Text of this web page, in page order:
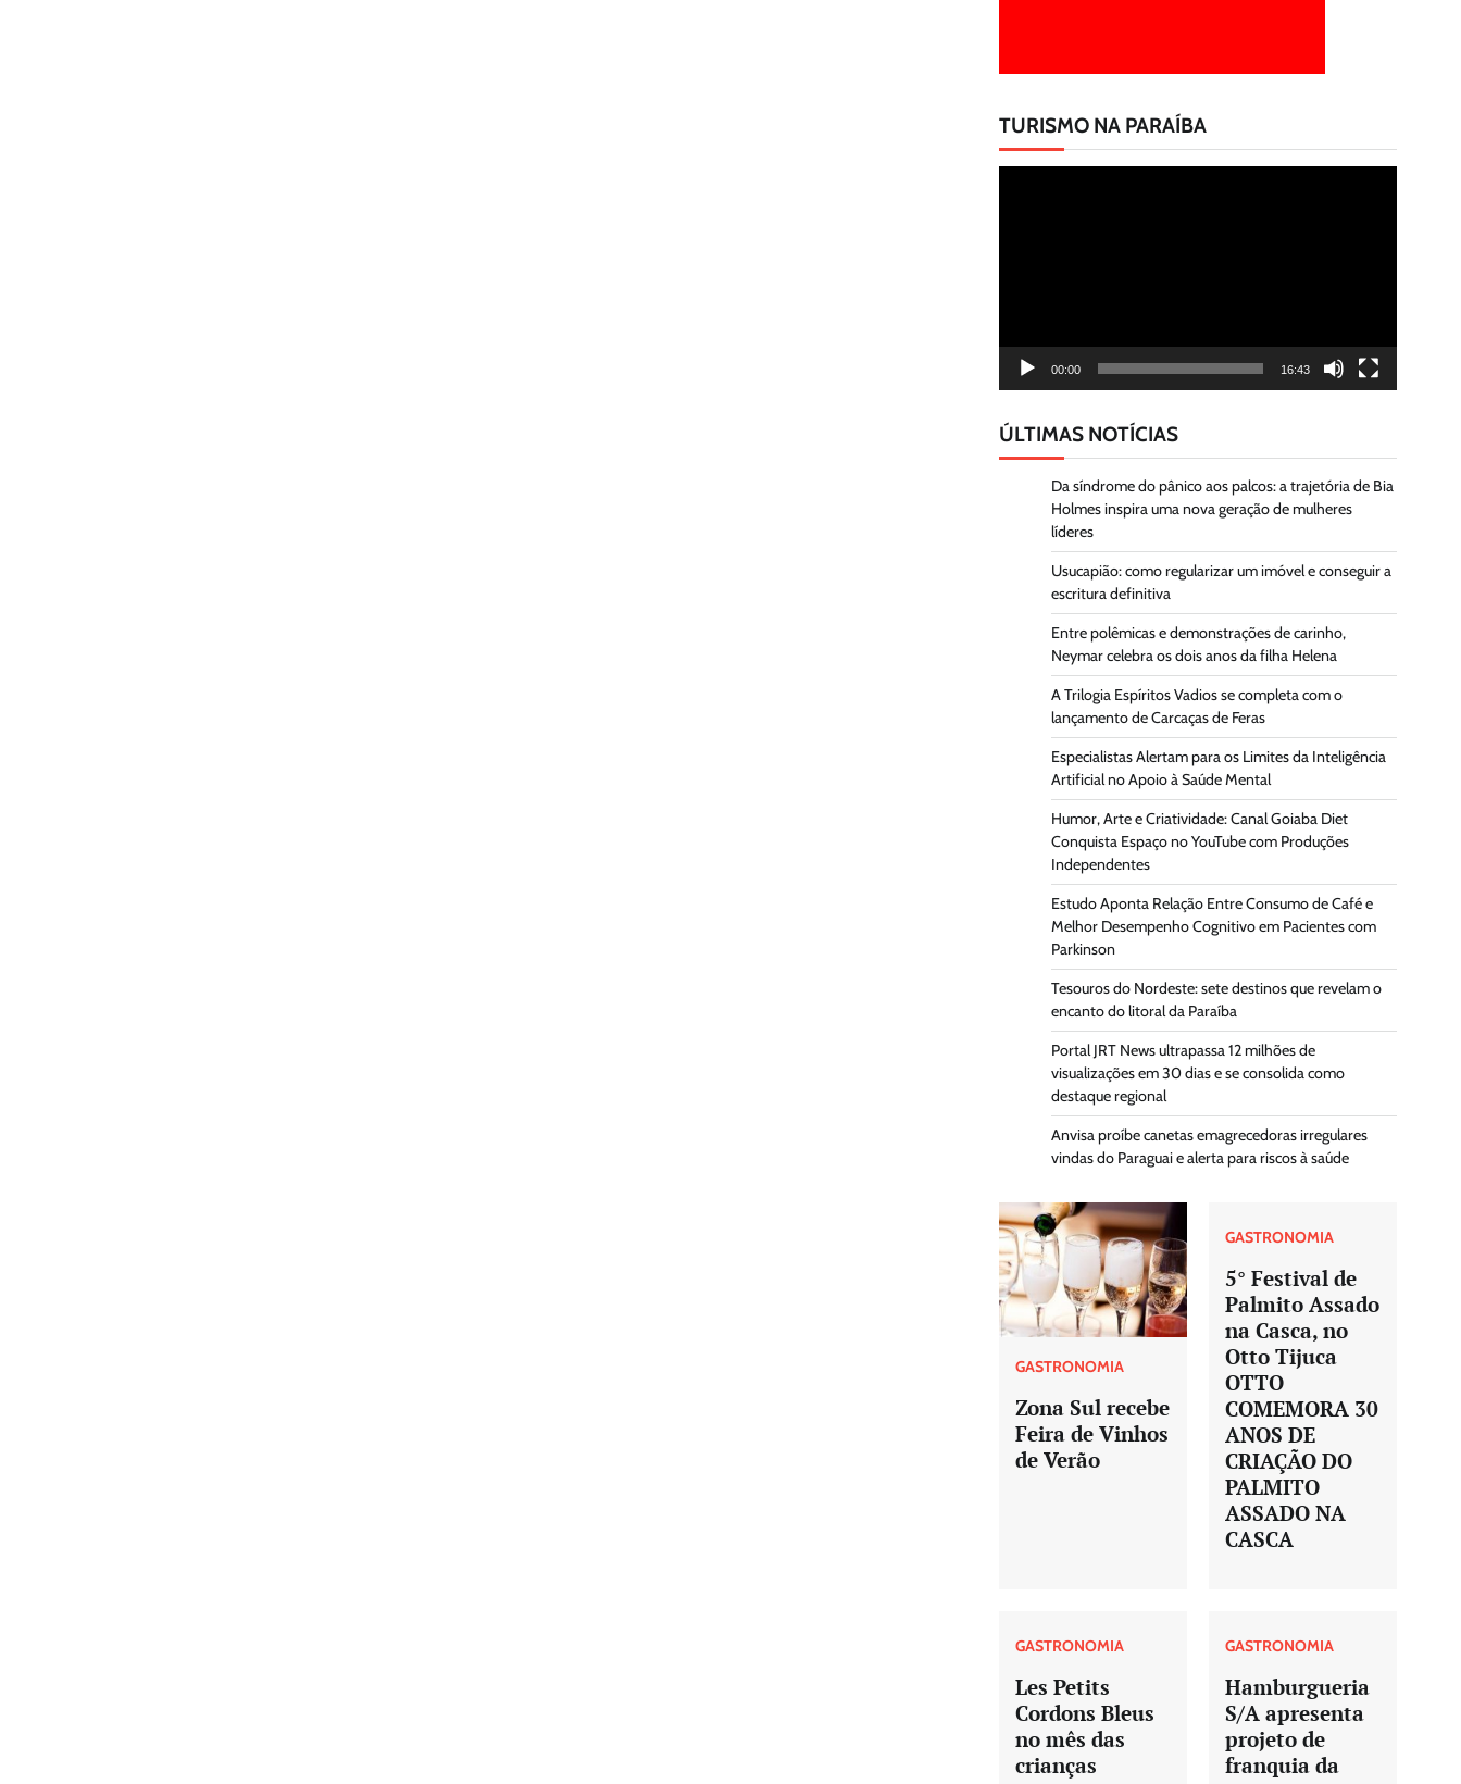
TURISMO NA PARAÍBA
00:00 16:43
ÚLTIMAS NOTÍCIAS
Da síndrome do pânico aos palcos: a trajetória de Bia
Holmes inspira uma nova geração de mulheres
líderes
Usucapião: como regularizar um imóvel e conseguir a
escritura definitiva
Entre polêmicas e demonstrações de carinho,
Neymar celebra os dois anos da filha Helena
A Trilogia Espíritos Vadios se completa com o
lançamento de Carcaças de Feras
Especialistas Alertam para os Limites da Inteligência
Artificial no Apoio à Saúde Mental
Humor, Arte e Criatividade: Canal Goiaba Diet
Conquista Espaço no YouTube com Produções
Independentes
Estudo Aponta Relação Entre Consumo de Café e
Melhor Desempenho Cognitivo em Pacientes com
Parkinson
Tesouros do Nordeste: sete destinos que revelam o
encanto do litoral da Paraíba
Portal JRT News ultrapassa 12 milhões de
visualizações em 30 dias e se consolida como
destaque regional
Anvisa proíbe canetas emagrecedoras irregulares
vindas do Paraguai e alerta para riscos à saúde
GASTRONOMIA
Zona Sul recebe
Feira de Vinhos
de Verão
GASTRONOMIA
5° Festival de
Palmito Assado
na Casca, no
Otto Tijuca
OTTO
COMEMORA 30
ANOS DE
CRIAÇÃO DO
PALMITO
ASSADO NA
CASCA
GASTRONOMIA
Les Petits
Cordons Bleus
no mês das
crianças
GASTRONOMIA
Hamburgueria
S/A apresenta
projeto de
franquia da